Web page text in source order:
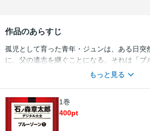
作品のあらすじ
孤児として育った青年・ジュンは、ある日突
に、父の遺志を継ぐことになる。それは「ブ
る超自然界の研究だった。両親はブルーゾー
クトプラズム、心霊写真、そして異次元か
超常現象との狭間で、ジュンの戦いが始まる！
もっと見る
1巻
400pt